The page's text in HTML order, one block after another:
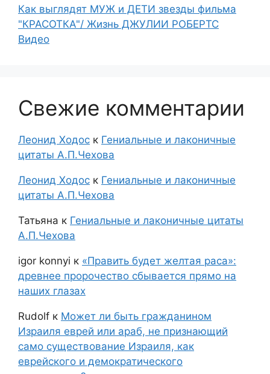
Как выглядят МУЖ и ДЕТИ звезды фильма
"КРАСОТКА"/ Жизнь ДЖУЛИИ РОБЕРТС
Видео
Свежие комментарии
Леонид Ходос к Гениальные и лаконичные
цитаты А.П.Чехова
Леонид Ходос к Гениальные и лаконичные
цитаты А.П.Чехова
Татьяна к Гениальные и лаконичные цитаты
А.П.Чехова
igor konnyi к «Править будет желтая раса»:
древнее пророчество сбывается прямо на
наших глазах
Rudolf к Может ли быть гражданином
Израиля еврей или араб, не признающий
само существование Израиля, как
еврейского и демократического